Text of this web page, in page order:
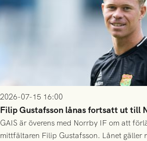
2026-07-15 16:00
Filip Gustafsson lånas fortsatt ut till
GAIS är överens med Norrby IF om att
mittfältaren Filip Gustafsson. Lånet gäller